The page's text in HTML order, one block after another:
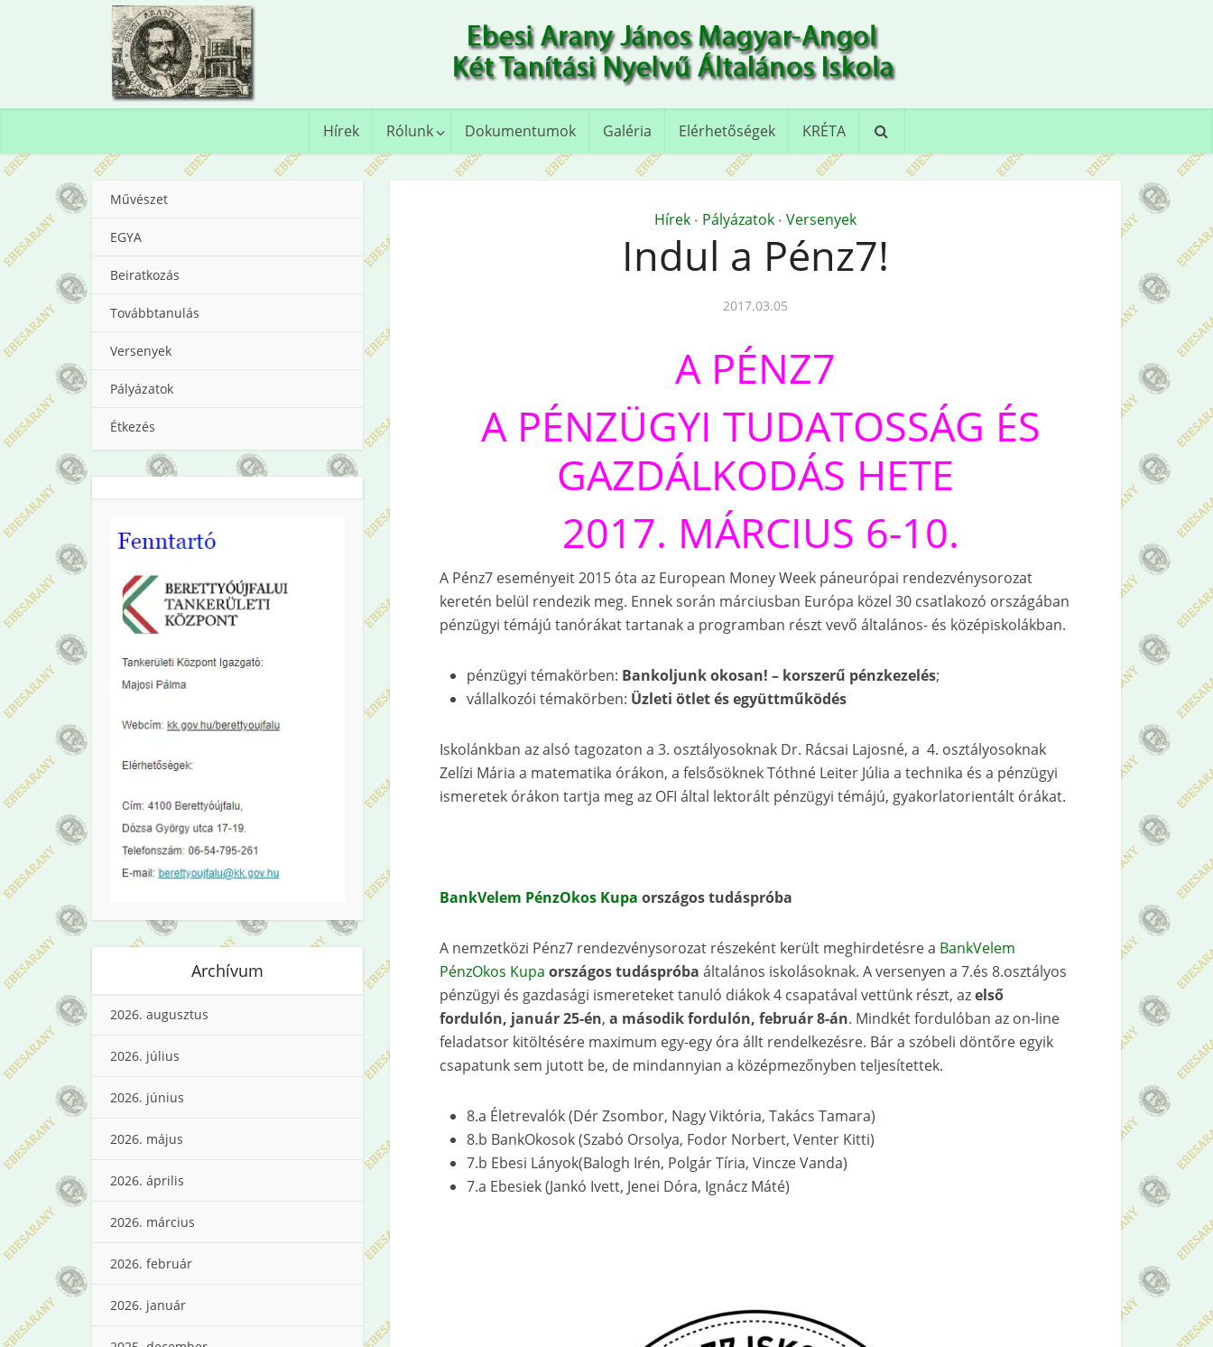
Hírek Rólunk Dokumentumok Galéria Elérhetőségek KRÉTA
Művészet
EGYA
Beiratkozás
Továbbtanulás
Versenyek
Pályázatok
Étkezés
Archívum
2026. augusztus
2026. július
2026. június
2026. május
2026. április
2026. március
2026. február
2026. január
Hírek • Pályázatok • Versenyek
Indul a Pénz7!
2017.03.05
A PÉNZ7
A PÉNZÜGYI TUDATOSSÁG ÉS
GAZDÁLKODÁS HETE
2017. MÁRCIUS 6-10.
A Pénz7 eseményeit 2015 óta az European Money Week páneurópai rendezvénysorozat
keretén belül rendezik meg. Ennek során márciusban Európa közel 30 csatlakozó országában
pénzügyi témájú tanórákat tartanak a programban részt vevő általános- és középiskolákban.
pénzügyi témakörben: Bankoljunk okosan! – korszerű pénzkezelés;
vállalkozói témakörben: Üzleti ötlet és együttműködés
Iskolánkban az alsó tagozaton a 3. osztályosoknak Dr. Rácsai Lajosné, a 4. osztályosoknak
Zelízi Mária a matematika órákon, a felsősöknek Tóthné Leiter Júlia a technika és a pénzügyi
ismeretek órákon tartja meg az OFI által lektorált pénzügyi témájú, gyakorlatorientált órákat.
BankVelem PénzOkos Kupa országos tudáspróba
A nemzetközi Pénz7 rendezvénysorozat részeként került meghirdetésre a BankVelem
PénzOkos Kupa országos tudáspróba általános iskolásoknak. A versenyen a 7.és 8.osztályos
pénzügyi és gazdasági ismereteket tanuló diákok 4 csapatával vettünk részt, azelső
fordulón, január 25-én, a második fordulón, február 8-án. Mindkét fordulóban az on-line
feladatsor kitöltésére maximum egy-egy óra állt rendelkezésre. Bár a szóbeli döntőre egyik
csapatunk sem jutott be, de mindannyian a középmezőnyben teljesítettek.
8.a Életrevalók (Dér Zsombor, Nagy Viktória, Takács Tamara)
8.b BankOkosok (Szabó Orsolya, Fodor Norbert, Venter Kitti)
7.b Ebesi Lányok(Balogh Irén, Polgár Tíria, Vincze Vanda)
7.a Ebesiek (Jankó Ivett, Jenei Dóra, Ignácz Máté)